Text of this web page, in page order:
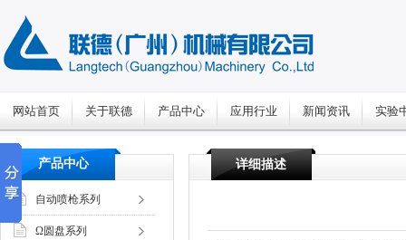
网站首页 关于联德 产品中心 应用行业 新闻资讯 实验
产品中心
自动喷枪系列
Ω圆盘系列
详细描述